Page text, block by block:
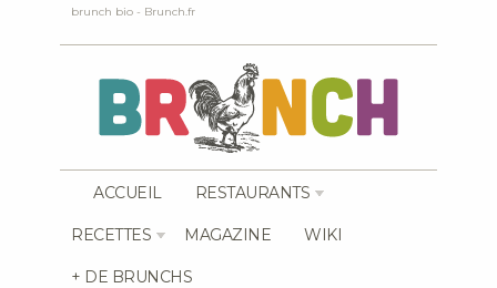
brunch bio - Brunch.fr
ACCUEIL RESTAURANTS
RECETTES MAGAZINE WIKI
+ DE BRUNCHS